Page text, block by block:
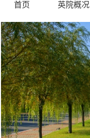
首页 英院概况